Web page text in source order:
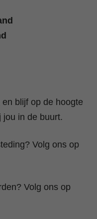
blijf op de hoogte
jou in de buurt.
Volg ons op
Volg ons op